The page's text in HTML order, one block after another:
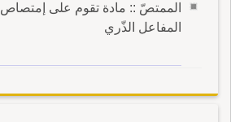
الممتصّ :: مادة تقوم على إمتصاص
المفاعل الذّري